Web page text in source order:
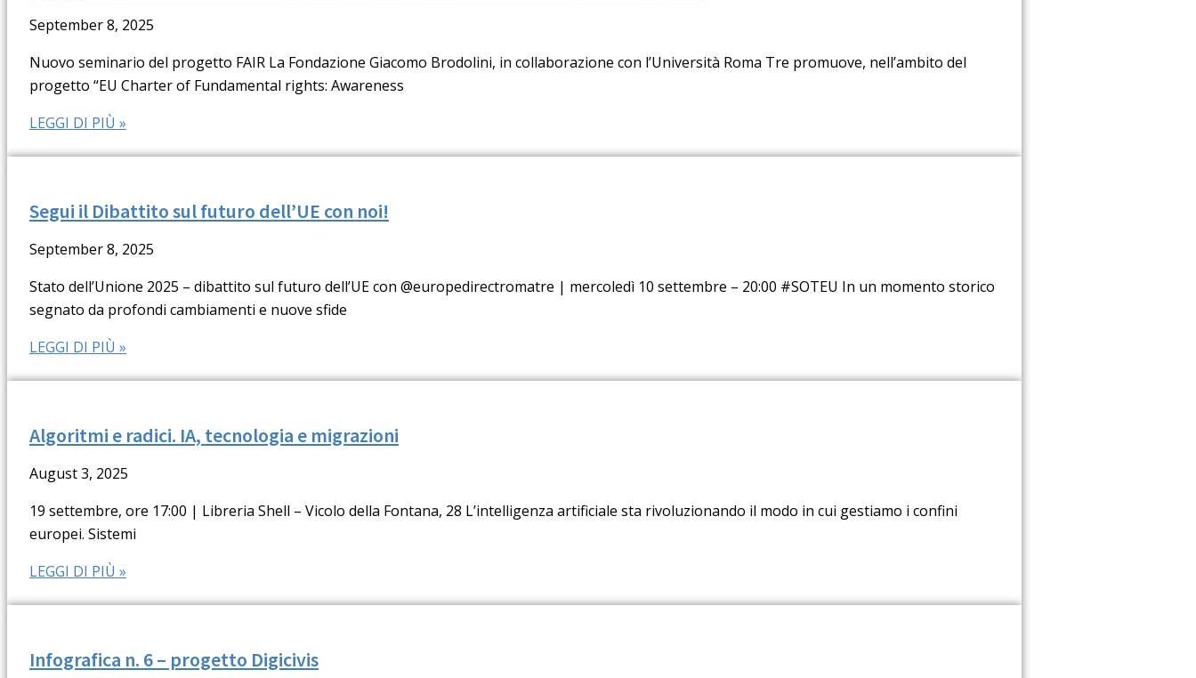
September 8, 2025
Nuovo seminario del progetto FAIR La Fondazione Giacomo Brodolini, in collaborazione con l’Università Roma Tre promuove, nell’ambito del
progetto “EU Charter of Fundamental rights: Awareness
LEGGI DI PIÙ »
Segui il Dibattito sul futuro dell’UE con noi!
September 8, 2025
Stato dell’Unione 2025 – dibattito sul futuro dell’UE con @europedirectromatre | mercoledì 10 settembre – 20:00 #SOTEU In un momento storico
segnato da profondi cambiamenti e nuove sfide
LEGGI DI PIÙ »
Algoritmi e radici. IA, tecnologia e migrazioni
August 3, 2025
19 settembre, ore 17:00 | Libreria Shell – Vicolo della Fontana, 28 L’intelligenza artificiale sta rivoluzionando il modo in cui gestiamo i confini
europei. Sistemi
LEGGI DI PIÙ »
Infografica n. 6 – progetto Digicivis